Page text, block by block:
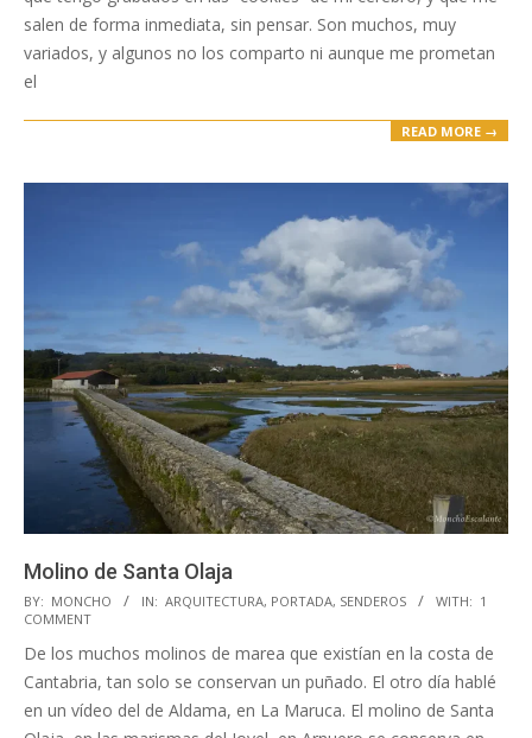
salen de forma inmediata, sin pensar. Son muchos, muy
variados, y algunos no los comparto ni aunque me prometan
el
READ MORE →
Molino de Santa Olaja
2023-
04-
26
BY: MONCHO IN: ARQUITECTURA, PORTADA, SENDEROS WITH: 1
COMMENT
De los muchos molinos de marea que existían en la costa de
Cantabria, tan solo se conservan un puñado. El otro día hablé
en un vídeo del de Aldama, en La Maruca. El molino de Santa